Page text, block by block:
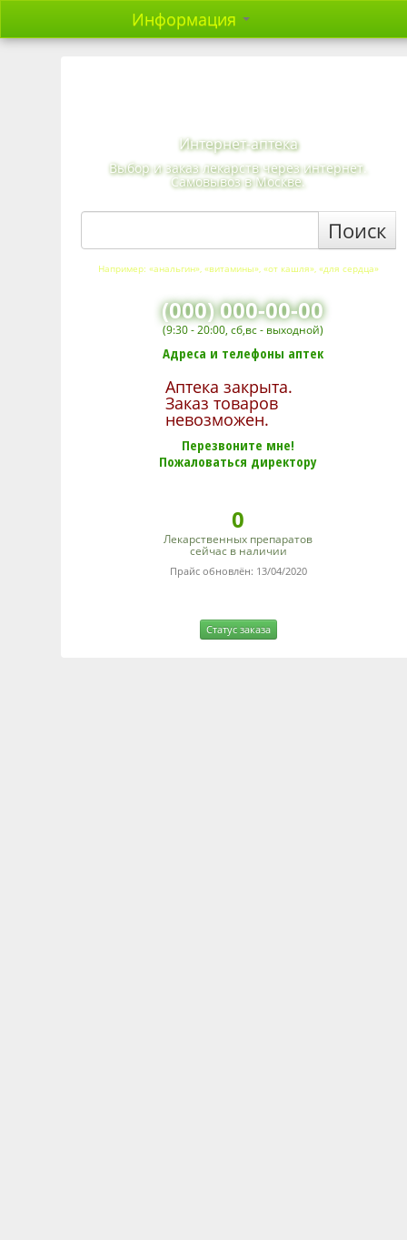
Информация
Интернет-аптека
Выбор и заказ лекарств через интернет.
Самовывоз в Москве.
Поиск
Например: «анальгин», «витамины», «от кашля», «для сердца»
(000) 000-00-00
(9:30 - 20:00, сб,вс - выходной)
Адреса и телефоны аптек
Аптека закрыта.
Заказ товаров
невозможен.
Перезвоните мне!
Пожаловаться директору
0
Лекарственных препаратов
сейчас в наличии
Прайс обновлён: 13/04/2020
Статус заказа